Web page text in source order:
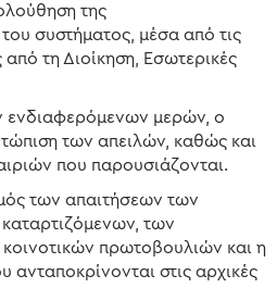
της
συστήματος, μέσα από τις
από τη Διοίκηση, Εσωτερικές
ενδιαφερόμενων μερών, ο
των απειλών, καθώς και
που παρουσιάζονται.
των απαιτήσεων των
των
κοινοτικών πρωτοβουλιών και η
στις αρχικές